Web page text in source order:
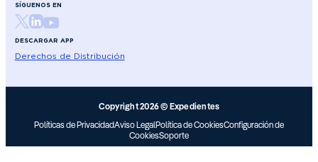
SÍGUENOS EN
DESCARGAR APP
Derechos de Distribución
Copyright 2026 © Expedientes
Políticas de PrivacidadAviso LegalPolítica de CookiesConfiguración de
CookiesSoporte